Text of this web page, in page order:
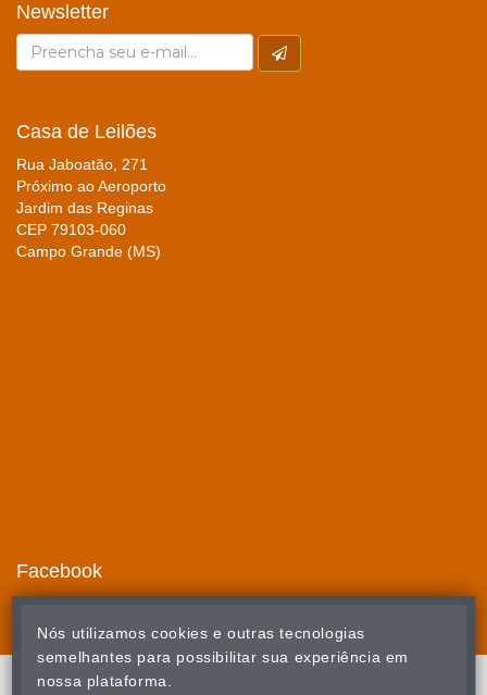
Newsletter
Casa de Leilões
Rua Jaboatão, 271
Próximo ao Aeroporto
Jardim das Reginas
CEP 79103-060
Campo Grande (MS)
Facebook
Nós utilizamos cookies e outras tecnologias
semelhantes para possibilitar sua experiência em
nossa plataforma.